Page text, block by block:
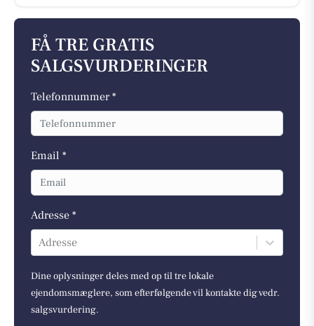
FÅ TRE GRATIS
SALGSVURDERINGER
Telefonnummer *
Email *
Adresse *
Adresse
Dine oplysninger deles med op til tre lokale
ejendomsmæglere, som efterfølgende vil kontakte dig vedr.
salgsvurdering.